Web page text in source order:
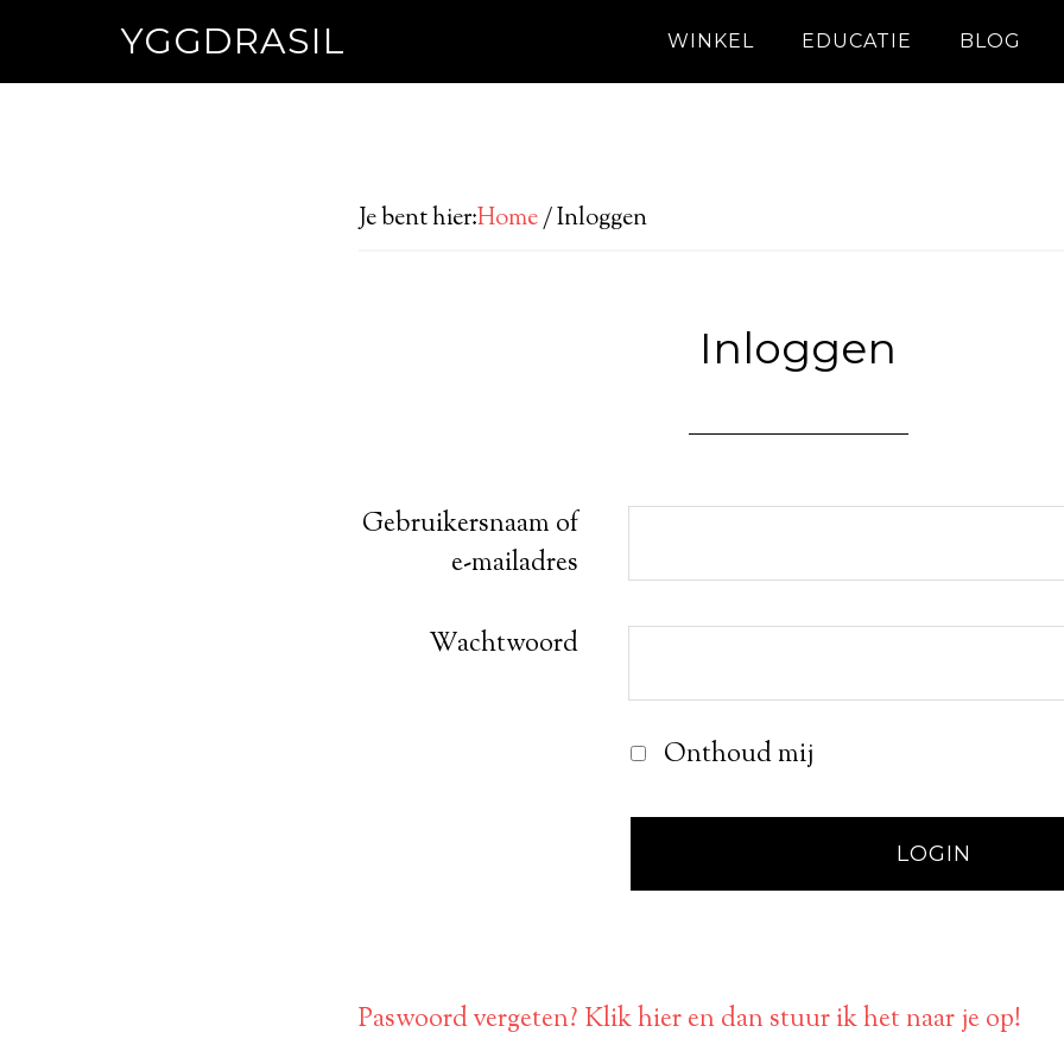
YGGDRASIL WINKEL EDUCATIE BLOG
Je bent hier:Home/Inloggen
Inloggen
Gebruikersnaam of
e-mailadres
Wachtwoord
Onthoud mij
Paswoord vergeten? Klik hier en dan stuur ik het naar je op!